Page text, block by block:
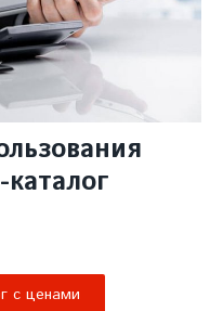
с ценами